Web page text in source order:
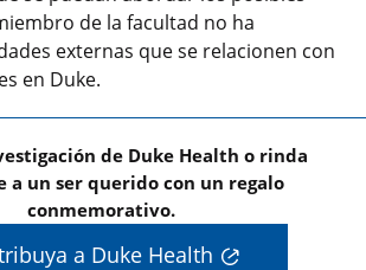
de la facultad no ha
externas que se relacionen con
en Duke.
de Duke Health o rinda
a un ser querido con un regalo
conmemorativo.
a Duke Health